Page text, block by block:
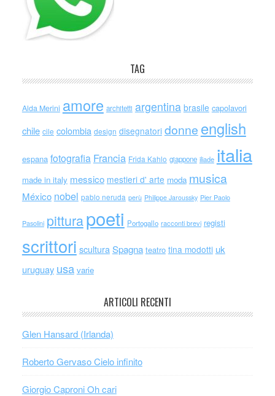
TAG
Alda Merini amore architetti argentina brasile capolavori
chile cile colombia design disegnatori donne english
espana fotografia Francia Frida Kahlo giappone iliade italia
made in italy messico mestieri d' arte moda musica
México nobel pablo neruda perù Philippe Jaroussky Pier Paolo
Pasolini pitturapoeti Portogallo racconti brevi registi
scrittori scultura Spagna teatro tina modotti uk
uruguay usa varie
ARTICOLI RECENTI
Glen Hansard (Irlanda)
Roberto Gervaso Cielo infinito
Giorgio Caproni Oh cari